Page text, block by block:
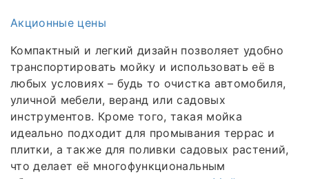
Акционные цены
Компактный и легкий дизайн позволяет удобно
транспортировать мойку и использовать её в
любых условиях – будь то очистка автомобиля,
уличной мебели, веранд или садовых
инструментов. Кроме того, такая мойка
идеально подходит для промывания террас и
плитки, а также для поливки садовых растений,
что делает её многофункциональным